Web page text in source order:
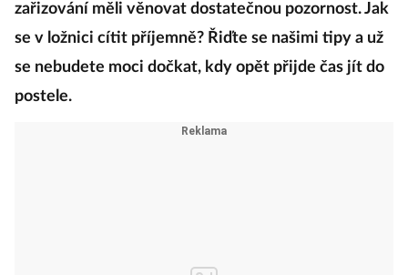
zařizování měli věnovat dostatečnou pozornost. Jak
se v ložnici cítit příjemně? Řiďte se našimi tipy a už
se nebudete moci dočkat, kdy opět přijde čas jít do
postele.